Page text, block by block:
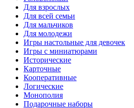
Для взрослых
Для всей семьи
Для мальчиков
Для молодежи
Игры настольные для девочек
Игры с миниатюрами
Исторические
Карточные
Кооперативные
Логические
Монополия
Подарочные наборы